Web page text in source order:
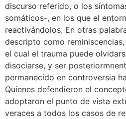
discurso referido, o los
somáticos-, en los que el
reactivándolos. En otras
descripto como
el cual el trauma puede
disociarse, y ser
permanecido en controversia
Quienes defendieron el
adoptaron el punto de vista
veraces a todos los casos de